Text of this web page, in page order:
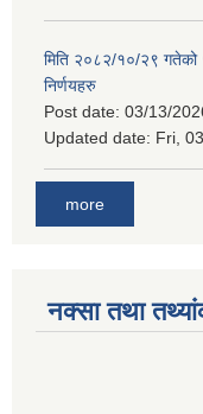
मिति २०८२/१०/२९ गतेको
निर्णयहरु
Post date: 03/13/
Updated date: Fri,
more
नक्सा तथा